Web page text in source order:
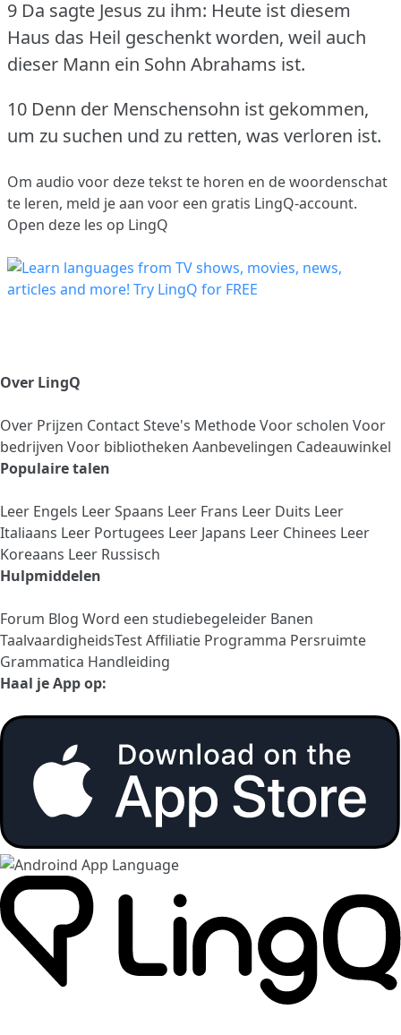
9 Da sagte Jesus zu ihm: Heute ist diesem
Haus das Heil geschenkt worden, weil auch
dieser Mann ein Sohn Abrahams ist.
10 Denn der Menschensohn ist gekommen,
um zu suchen und zu retten, was verloren ist.
Om audio voor deze tekst te horen en de woordenschat
te leren, meld je aan voor een gratis LingQ-account.
Open deze les op LingQ
Over LingQ
Over Prijzen ContactSteve's MethodeVoor scholen Voor
bedrijven Voor bibliotheken Aanbevelingen Cadeauwinkel
Populaire talen
Leer Engels Leer Spaans Leer Frans Leer Duits Leer
Italiaans Leer Portugees Leer Japans Leer Chinees Leer
Koreaans Leer Russisch
Hulpmiddelen
Forum Blog Word een studiebegeleider Banen
TaalvaardigheidsTestAffiliatie Programma Persruimte
Grammatica Handleiding
Haal je App op: